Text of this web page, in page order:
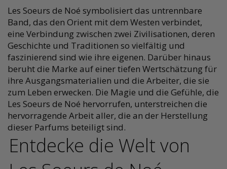
Les Soeurs de Noé symbolisiert das untrennbare
Band, das den Orient mit dem Westen verbindet,
eine Verbindung zwischen zwei Zivilisationen, deren
Geschichte und Traditionen so vielfältig und
faszinierend sind wie ihre eigenen. Darüber hinaus
beruht die Marke auf einer tiefen Wertschätzung für
ihre Ausgangsmaterialien und die Arbeiter, die sie
zum Leben erwecken. Die Magie und die Gefühle, die
Les Soeurs de Noé hervorrufen, unterstreichen die
hervorragende Arbeit aller, die an der Herstellung
dieser Parfums beteiligt sind.
Entdecke die Welt von